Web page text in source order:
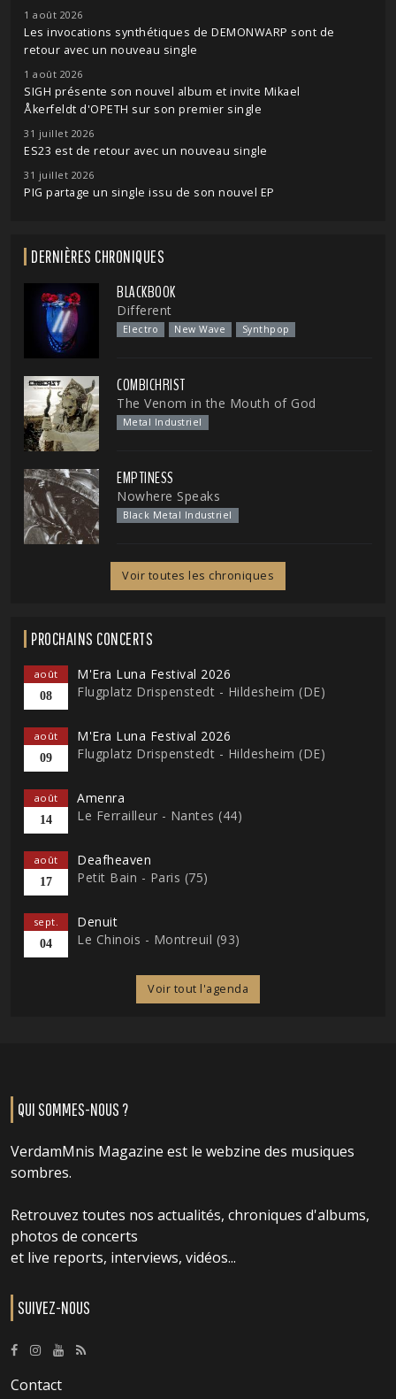
1 août 2026
Les invocations synthétiques de DEMONWARP sont de
retour avec un nouveau single
1 août 2026
SIGH présente son nouvel album et invite Mikael
Åkerfeldt d'OPETH sur son premier single
31 juillet 2026
ES23 est de retour avec un nouveau single
31 juillet 2026
PIG partage un single issu de son nouvel EP
DERNIÈRES CHRONIQUES
BLACKBOOK
Different
Electro New Wave Synthpop
COMBICHRIST
The Venom in the Mouth of God
Metal Industriel
EMPTINESS
Nowhere Speaks
Black Metal Industriel
Voir toutes les chroniques
PROCHAINS CONCERTS
août
08
M'Era Luna Festival 2026
Flugplatz Drispenstedt - Hildesheim (DE)
août
09
M'Era Luna Festival 2026
Flugplatz Drispenstedt - Hildesheim (DE)
août
14
Amenra
Le Ferrailleur - Nantes (44)
août
17
Deafheaven
Petit Bain - Paris (75)
sept.
04
Denuit
Le Chinois - Montreuil (93)
Voir tout l'agenda
QUI SOMMES-NOUS ?
VerdamMnis Magazine est le webzine des musiques
sombres.
Retrouvez toutes nos actualités, chroniques d'albums,
photos de concerts
et live reports, interviews, vidéos...
SUIVEZ-NOUS
Contact